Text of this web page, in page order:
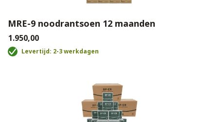
MRE-9 noodrantsoen 12 maanden
€1.950,00
Levertijd: 2-3 werkdagen